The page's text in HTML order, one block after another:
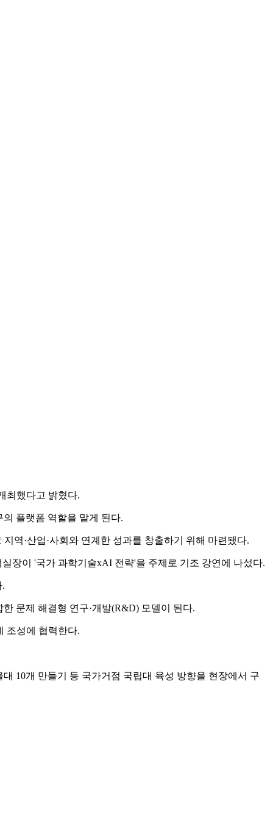
최했다고 밝혔다.
플랫폼 역할을 맡게 된다.
역·산업·사회와 연계한 성과를 창출하기 위해 마련됐다.
장이 '국가 과학기술xAI 전략'을 주제로 기조 강연에 나섰다.
.
문제 해결형 연구·개발(R&D) 모델이 된다.
조성에 협력한다.
10개 만들기 등 국가거점 국립대 육성 방향을 현장에서 구